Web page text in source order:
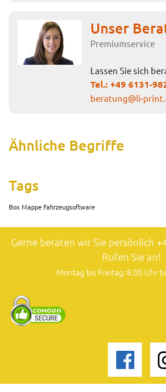
Unser
Premiumservice
Lassen Sie sich
Tel.:+49 6131-
beratung@li-
Ähnliche Begriffe
Tags
Box Mappe Fahrzeugsoftware
Gerne beraten wir Sie persönlich
Rufen Sie an!
Montag bis Freitag: 8.00 Uhr